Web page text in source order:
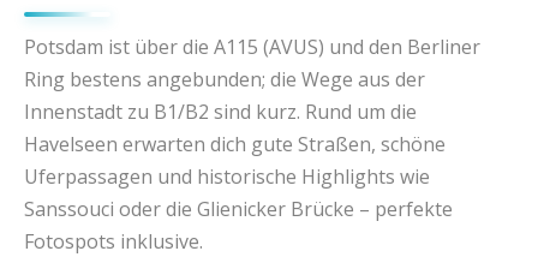
Potsdam ist über die A115 (AVUS) und den Berliner
Ring bestens angebunden; die Wege aus der
Innenstadt zu B1/B2 sind kurz. Rund um die
Havelseen erwarten dich gute Straßen, schöne
Uferpassagen und historische Highlights wie
Sanssouci oder die Glienicker Brücke – perfekte
Fotospots inklusive.